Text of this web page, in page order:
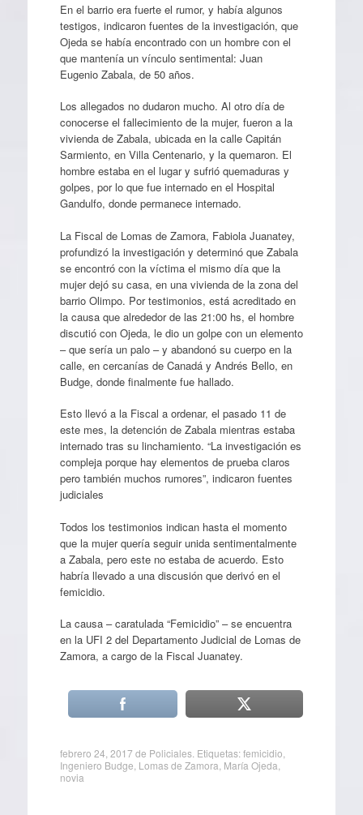
En el barrio era fuerte el rumor, y había algunos
testigos, indicaron fuentes de la investigación, que
Ojeda se había encontrado con un hombre con el
que mantenía un vínculo sentimental: Juan
Eugenio Zabala, de 50 años.
Los allegados no dudaron mucho. Al otro día de
conocerse el fallecimiento de la mujer, fueron a la
vivienda de Zabala, ubicada en la calle Capitán
Sarmiento, en Villa Centenario, y la quemaron. El
hombre estaba en el lugar y sufrió quemaduras y
golpes, por lo que fue internado en el Hospital
Gandulfo, donde permanece internado.
La Fiscal de Lomas de Zamora, Fabiola Juanatey,
profundizó la investigación y determinó que Zabala
se encontró con la víctima el mismo día que la
mujer dejó su casa, en una vivienda de la zona del
barrio Olimpo. Por testimonios, está acreditado en
la causa que alrededor de las 21:00 hs, el hombre
discutió con Ojeda, le dio un golpe con un elemento
– que sería un palo – y abandonó su cuerpo en la
calle, en cercanías de Canadá y Andrés Bello, en
Budge, donde finalmente fue hallado.
Esto llevó a la Fiscal a ordenar, el pasado 11 de
este mes, la detención de Zabala mientras estaba
internado tras su linchamiento. “La investigación es
compleja porque hay elementos de prueba claros
pero también muchos rumores”, indicaron fuentes
judiciales
Todos los testimonios indican hasta el momento
que la mujer quería seguir unida sentimentalmente
a Zabala, pero este no estaba de acuerdo. Esto
habría llevado a una discusión que derivó en el
femicidio.
La causa – caratulada “Femicidio” – se encuentra
en la UFI 2 del Departamento Judicial de Lomas de
Zamora, a cargo de la Fiscal Juanatey.
febrero 24, 2017 de Policiales. Etiquetas:femicidio
Ingeniero Budge Lomas de Zamora María Ojeda
novia